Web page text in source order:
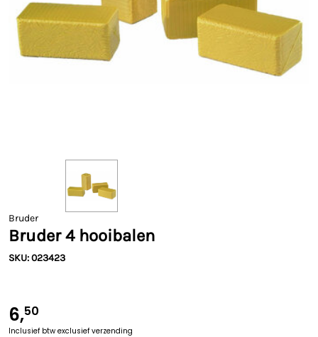
Bruder
Bruder 4 hooibalen
SKU: 023423
6,50
Inclusief btw exclusief verzending